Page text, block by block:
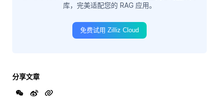
库，完美适配您的 RAG 应用。
免费试用 Zilliz Cloud
分享文章